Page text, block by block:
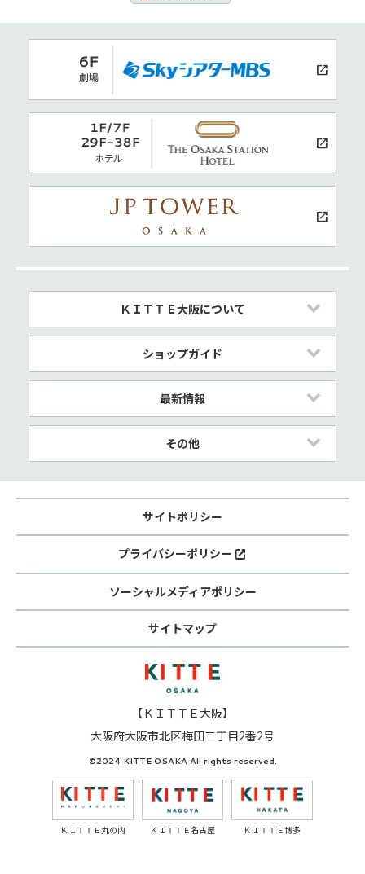
ＫＩＴＴＥ大阪について
ショップガイド
最新情報
その他
サイトポリシー
プライバシーポリシー
ソーシャルメディアポリシー
サイトマップ
【ＫＩＴＴＥ大阪】
大阪府大阪市北区梅田三丁目2番2号
©2024 KITTE OSAKA All rights reserved.
ＫＩＴＴＥ丸の内 ＫＩＴＴＥ名古屋 ＫＩＴＴＥ博多